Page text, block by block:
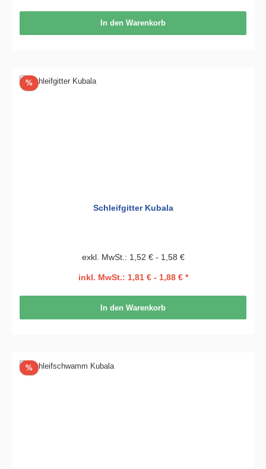
In den Warenkorb
%Rabatt
Schleifgitter Kubala
exkl. MwSt.: 1,52 € - 1,58 €
inkl. MwSt.: 1,81 € - 1,88 € *
In den Warenkorb
%Rabatt